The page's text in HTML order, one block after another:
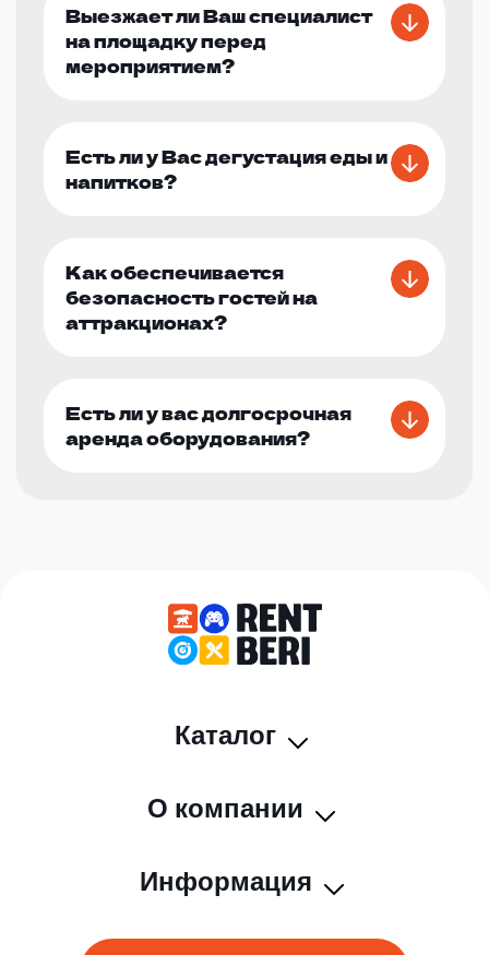
Выезжает ли Ваш специалист
на площадку перед
мероприятием?
Есть ли у Вас дегустация еды и
напитков?
Как обеспечивается
безопасность гостей на
аттракционах?
Есть ли у вас долгосрочная
аренда оборудования?
Каталог
О компании
Информация